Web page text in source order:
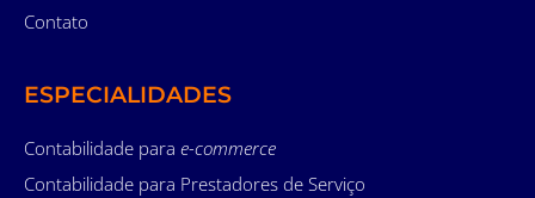
Contato
ESPECIALIDADES
Contabilidade para e-commerce
Contabilidade para Prestadores de Serviço